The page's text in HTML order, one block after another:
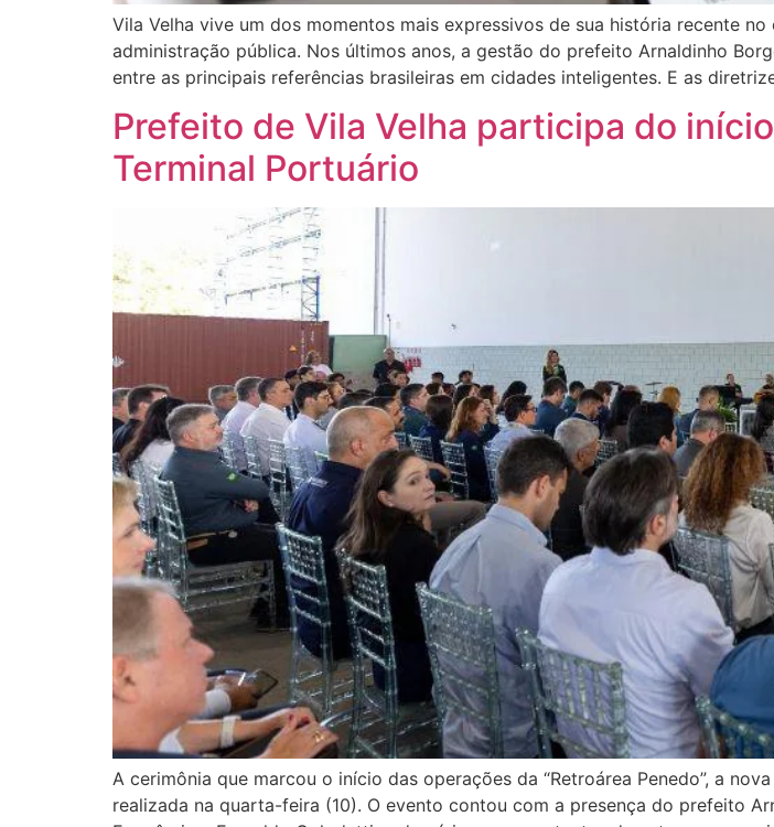
Vila Velha vive um dos momentos mais expressivos de sua história recente
administração pública. Nos últimos anos, a gestão do prefeito Arnaldinho
entre as principais referências brasileiras em cidades inteligentes. E as
Prefeito de Vila Velha participa do
Terminal Portuário
A cerimônia que marcou o início das operações da “Retroárea Penedo”, a
realizada na quarta-feira (10). O evento contou com a presença do prefeito